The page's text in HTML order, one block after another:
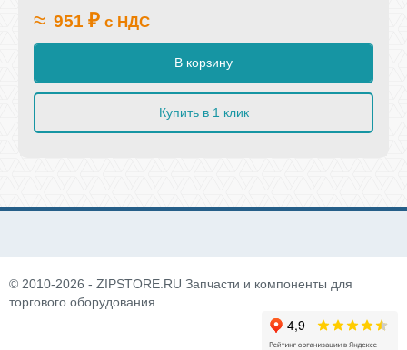
≈ 951 ₽ с НДС
В корзину
Купить в 1 клик
© 2010-2026 - ZIPSTORE.RU Запчасти и компоненты для
торгового оборудования